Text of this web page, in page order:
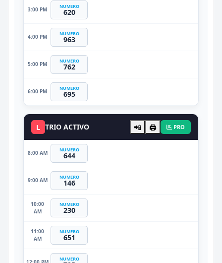
3:00 PM NUMERO
620
4:00 PM NUMERO
963
5:00 PM NUMERO
762
6:00 PM NUMERO
695
L TRIO ACTIVO 📲 🖨️ PRO
8:00 AM NUMERO
644
9:00 AM NUMERO
146
10:00
AM
NUMERO
230
11:00
AM
NUMERO
651
NUMERO